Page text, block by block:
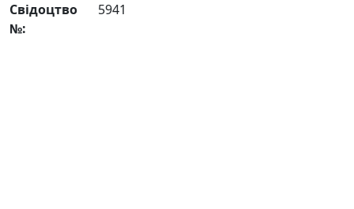
Свідоцтво
№:
5941